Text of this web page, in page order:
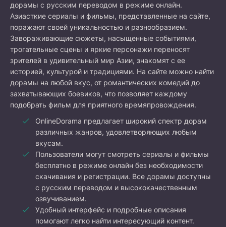
дорамы с русским переводом в режиме онлайн.
Азиасткие сериалы и фильмы, представленные на сайте,
поражают своей уникальностью и разнообразием.
Завораживающие сюжеты, насыщенные событиями,
трогательные сцены и яркие персонажи переносят
зрителей в удивительный мир Азии, знакомят с ее
историей, культурой и традициями. На сайте можно найти
дорамы на любой вкус, от романтических комедий до
захватывающих боевиков, что позволяет каждому
подобрать фильм для приятного времяпровождения.
OnlineDorama предлагает широкий спектр дорам
различных жанров, удовлетворяющих любым
вкусам.
Пользователи могут смотреть сериалы и фильмы
бесплатно в режиме онлайн без необходимости
скачивания и регистрации. Все дорамы доступны
с русским переводом и высококачественным
озвучиванием.
Удобный интерфейс и подробные описания
помогают легко найти интересующий контент.